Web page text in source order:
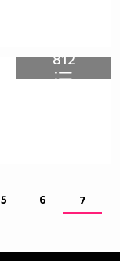
812
5 6 7